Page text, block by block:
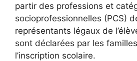
partir des professions et
socioprofessionnelles (PCS)
représentants légaux de
sont déclarées par les
l’inscription scolaire.